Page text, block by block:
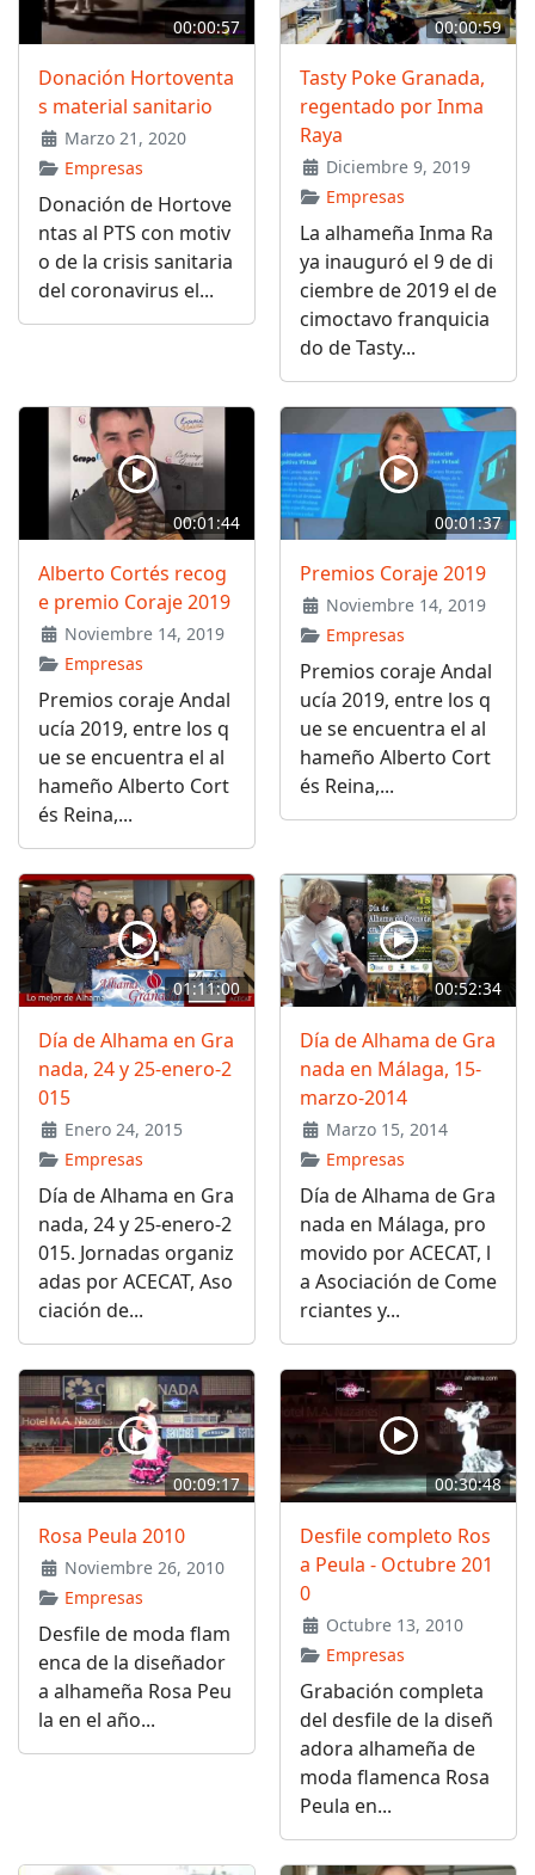
00:00:57
Donación Hortoventa
s material sanitario
Marzo 21, 2020
Empresas
Donación de Hortove
ntas al PTS con motiv
o de la crisis sanitaria
del coronavirus el...
00:00:59
Tasty Poke Granada,
regentado por Inma
Raya
Diciembre 9, 2019
Empresas
La alhameña Inma Ra
ya inauguró el 9 de di
ciembre de 2019 el de
cimoctavo franquicia
do de Tasty...
00:01:44
Alberto Cortés recog
e premio Coraje 2019
Noviembre 14, 2019
Empresas
Premios coraje Andal
ucía 2019, entre los q
ue se encuentra el al
hameño Alberto Cort
és Reina,...
00:01:37
Premios Coraje 2019
Noviembre 14, 2019
Empresas
Premios coraje Andal
ucía 2019, entre los q
ue se encuentra el al
hameño Alberto Cort
és Reina,...
01:11:00
Día de Alhama en Gra
nada, 24 y 25-enero-2
015
Enero 24, 2015
Empresas
Día de Alhama en Gra
nada, 24 y 25-enero-2
015. Jornadas organiz
adas por ACECAT, Aso
ciación de...
00:52:34
Día de Alhama de Gra
nada en Málaga, 15-
marzo-2014
Marzo 15, 2014
Empresas
Día de Alhama de Gra
nada en Málaga, pro
movido por ACECAT, l
a Asociación de Come
rciantes y...
00:09:17
Rosa Peula 2010
Noviembre 26, 2010
Empresas
Desfile de moda flam
enca de la diseñador
a alhameña Rosa Peu
la en el año...
00:30:48
Desfile completo Ros
a Peula - Octubre 201
0
Octubre 13, 2010
Empresas
Grabación completa
del desfile de la diseñ
adora alhameña de
moda flamenca Rosa
Peula en...